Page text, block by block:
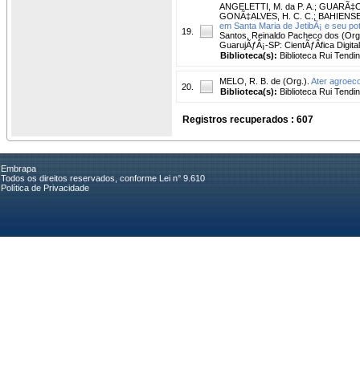
19.
ANGELETTI, M. da P. A. ;
GONÃ‡ALVES, H. C. C. ;
em Santa Maria de JetibÃ¡ e seu
Santos, Reinaldo Pacheco dos
GuarujÃƒÂ¡-SP: CientÃƒÂ­fica
Biblioteca(s): Biblioteca Rui
20.
MELO, R. B. de (Org.). Ater
Biblioteca(s): Biblioteca Rui
Registros recuperados : 607
Embrapa
Todos os direitos reservados, conforme Lei n° 9.610
Política de Privacidade